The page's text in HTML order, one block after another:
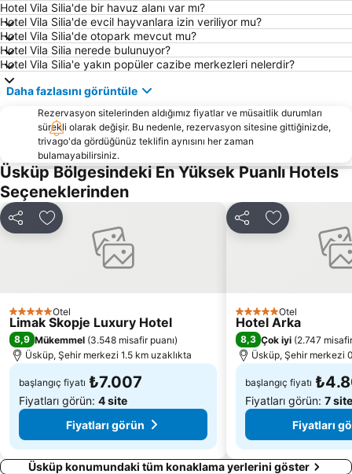
Hotel Vila Silia'de bir havuz alanı var mı?
Hotel Vila Silia'de evcil hayvanlara izin veriliyor mu?
Hotel Vila Silia'de otopark mevcut mu?
Hotel Vila Silia nerede bulunuyor?
Hotel Vila Silia'e yakın popüler cazibe merkezleri nelerdir?
Daha fazlasını görüntüle
Rezervasyon sitelerinden aldığımız fiyatlar ve müsaitlik durumları
sürekli olarak değişir. Bu nedenle, rezervasyon sitesine gittiğinizde,
trivago'da gördüğünüz teklifin aynısını her zaman
bulamayabilirsiniz.
Üsküp Bölgesindeki En Yüksek Puanlı Hotels
Seçeneklerinden
Paylaş Favorilerime ekle
5 Yıldız Otel
Limak Skopje Luxury Hotel
8,9 Mükemmel (3.548 misafir puanı)
Üsküp, Şehir merkezi 1.5 km uzaklıkta
başlangıç fiyatı ₺7.007
Fiyatları görün: 4 site
Fiyatları görün
Paylaş Favorilerime
5 Yıldız Otel
Hotel Arka
8,3 Çok iyi (2.747
Üsküp, Şehir merkezi
başlangıç fiyatı
Fiyatları görün: 7 site
Fiyatları
Üsküp konumundaki tüm konaklama yerlerini göster